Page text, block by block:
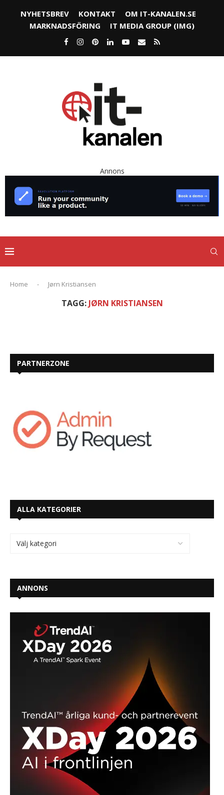
NYHETSBREV KONTAKT
OM IT-KANALEN.SE
MARKNADSFÖRING
IT MEDIA GROUP (IMG)
Annons
Home - Jørn Kristiansen
TAGG: JØRN KRISTIANSEN
PARTNERZONE
ALLA KATEGORIER
ANNONS